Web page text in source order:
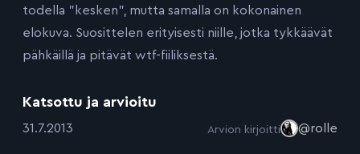
todella ”kesken”, mutta samalla on kokonainen
elokuva. Suosittelen erityisesti niille, jotka tykkäävät
pähkäillä ja pitävät wtf-fiiliksestä.
Katsottu ja arvioitu
:31.7.2013 Arvion kirjoitti @rolle